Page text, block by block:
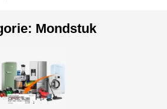
Mondstuk